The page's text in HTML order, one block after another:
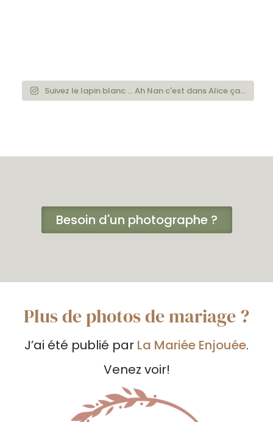
Suivez le lapin blanc ... Ah Nan c'est dans Alice ça...
Besoin d'un photographe ?
Plus de photos de mariage ?
J’ai été publié par La Mariée Enjouée.
Venez voir!